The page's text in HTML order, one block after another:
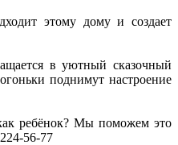
этому дому и создает
в уютный сказочный
поднимут настроение
ребёнок? Мы поможем это
56-77